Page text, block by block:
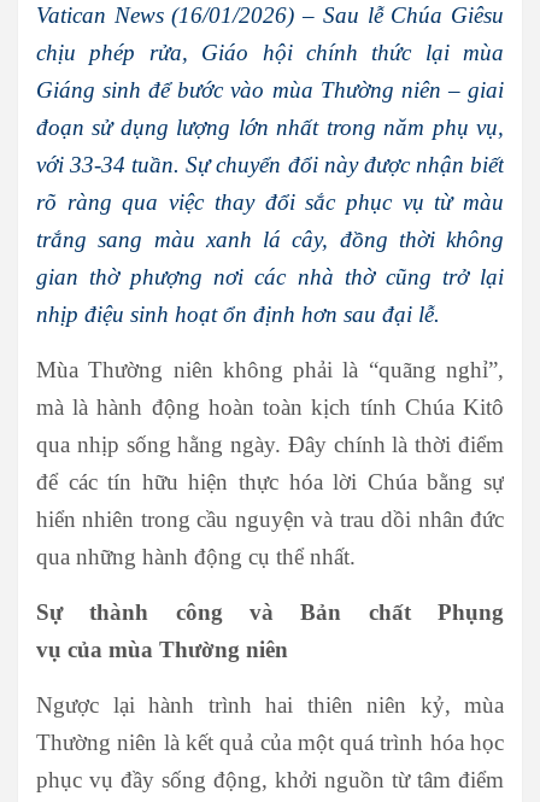
Vatican News (16/01/2026) – Sau lễ Chúa Giêsu
chịu phép rửa, Giáo hội chính thức lại mùa
Giáng sinh để bước vào mùa Thường niên – giai
đoạn sử dụng lượng lớn nhất trong năm phụ vụ,
với 33-34 tuần. Sự chuyển đổi này được nhận biết
rõ ràng qua việc thay đổi sắc phục vụ từ màu
trắng sang màu xanh lá cây, đồng thời không
gian thờ phượng nơi các nhà thờ cũng trở lại
nhịp điệu sinh hoạt ổn định hơn sau đại lễ.
Mùa Thường niên không phải là “quãng nghỉ”,
mà là hành động hoàn toàn kịch tính Chúa Kitô
qua nhịp sống hằng ngày. Đây chính là thời điểm
để các tín hữu hiện thực hóa lời Chúa bằng sự
hiển nhiên trong cầu nguyện và trau dồi nhân đức
qua những hành động cụ thể nhất.
Sự thành công và Bản chất Phụng
vụ của mùa Thường niên
Ngược lại hành trình hai thiên niên kỷ, mùa
Thường niên là kết quả của một quá trình hóa học
phục vụ đầy sống động, khởi nguồn từ tâm điểm